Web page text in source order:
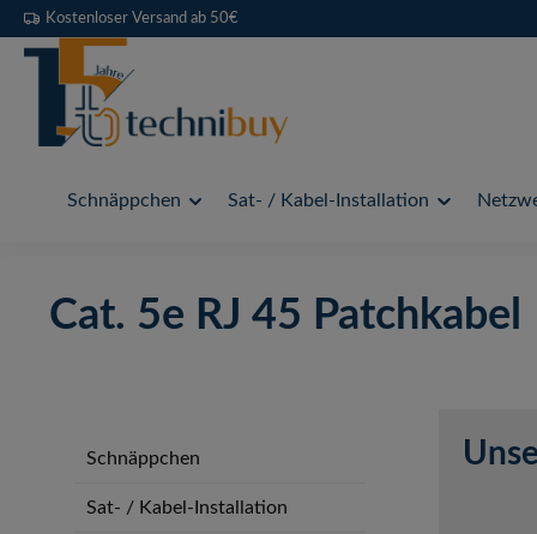
Hauptinhalt springen
Zur Suche springen
Zur Hauptnavigation springen
Kostenloser Versand ab 50€
Schnäppchen Sat- / Kabel-Installation
Cat. 5e RJ 45 Patchkabel
Schnäppchen
Sat- / Kabel-Installation